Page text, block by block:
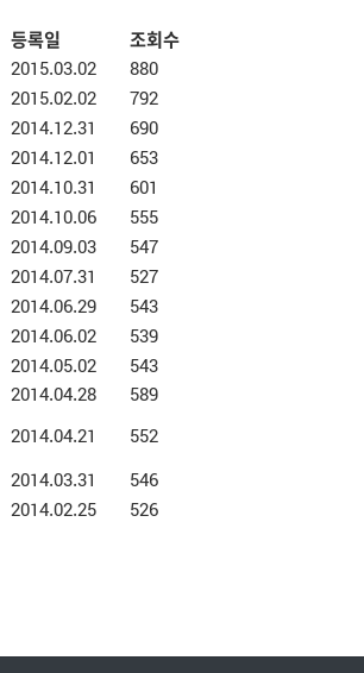
등록일
조회수
2015.03.02
880
2015.02.02
792
2014.12.31
690
2014.12.01
653
2014.10.31
601
2014.10.06
555
2014.09.03
547
2014.07.31
527
2014.06.29
543
2014.06.02
539
2014.05.02
543
2014.04.28
589
2014.04.21
552
2014.03.31
546
2014.02.25 526